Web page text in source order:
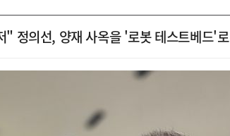
" 정의선, 양재 사옥을 '로봇 테스트베드'로